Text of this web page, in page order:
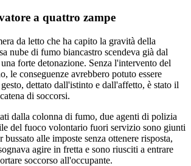
a quattro zampe
da letto che ha capito la gravità della
nube di fumo biancastro scendeva già dal
forte detonazione. Senza l'intervento del
le conseguenze avrebbero potuto essere
dettato dall'istinto e dall'affetto, è stato il
di soccorsi.
dalla colonna di fumo, due agenti di polizia
del fuoco volontario fuori servizio sono giunti
alle imposte senza ottenere risposta,
agire in fretta e sono riusciti a entrare
soccorso all'occupante.